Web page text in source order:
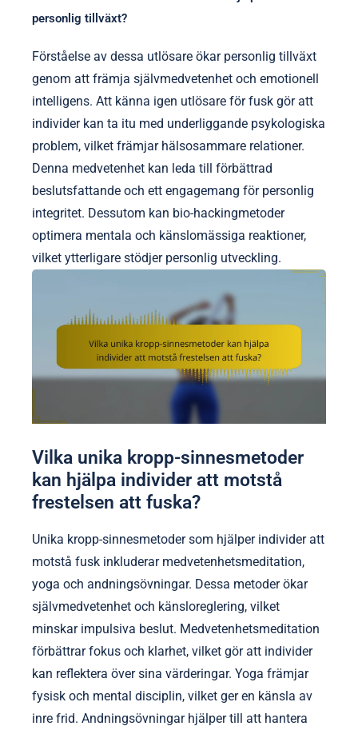
personlig tillväxt?
Förståelse av dessa utlösare ökar personlig tillväxt
genom att främja självmedvetenhet och emotionell
intelligens. Att känna igen utlösare för fusk gör att
individer kan ta itu med underliggande psykologiska
problem, vilket främjar hälsosammare relationer.
Denna medvetenhet kan leda till förbättrad
beslutsfattande och ett engagemang för personlig
integritet. Dessutom kan bio-hackingmetoder
optimera mentala och känslomässiga reaktioner,
vilket ytterligare stödjer personlig utveckling.
Vilka unika kropp-sinnesmetoder
kan hjälpa individer att motstå
frestelsen att fuska?
Unika kropp-sinnesmetoder som hjälper individer att
motstå fusk inkluderar medvetenhetsmeditation,
yoga och andningsövningar. Dessa metoder ökar
självmedvetenhet och känsloreglering, vilket
minskar impulsiva beslut. Medvetenhetsmeditation
förbättrar fokus och klarhet, vilket gör att individer
kan reflektera över sina värderingar. Yoga främjar
fysisk och mental disciplin, vilket ger en känsla av
inre frid. Andningsövningar hjälper till att hantera